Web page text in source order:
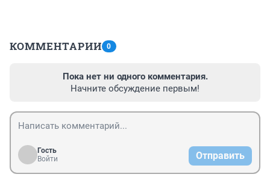
КОММЕНТАРИИ 0
Пока нет ни одного комментария.
Начните обсуждение первым!
Гость
Войти
Отправить